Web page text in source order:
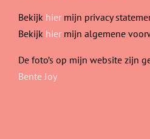
Bekijk hier mijn privacy
Bekijk hier mijn algemene
De foto’s op mijn website zijn
Bente Joy